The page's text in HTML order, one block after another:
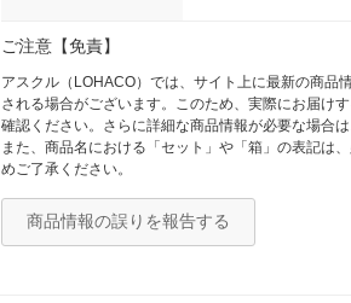
ご注意【免責】
アスクル（LOHACO）では、サイト上に最新の商品
される場合がございます。このため、実際にお届け
確認ください。さらに詳細な商品情報が必要な場合
また、商品名における「セット」や「箱」の表記は
めご了承ください。
商品情報の誤りを報告する